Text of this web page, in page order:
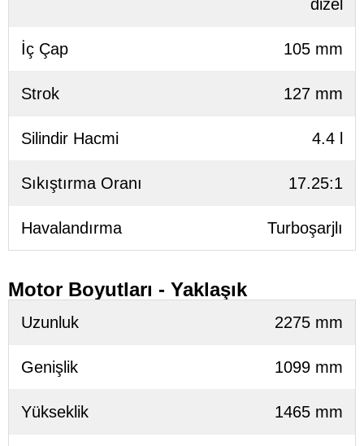
dizel
İç Çap 105 mm
Strok 127 mm
Silindir Hacmi 4.4 l
Sıkıştırma Oranı 17.25:1
Havalandırma Turboşarjlı
Motor Boyutları - Yaklaşık
Uzunluk 2275 mm
Genişlik 1099 mm
Yükseklik 1465 mm